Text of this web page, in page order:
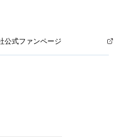
式ファンページ